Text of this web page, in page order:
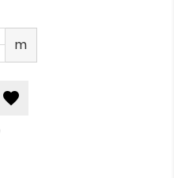
m
favorite